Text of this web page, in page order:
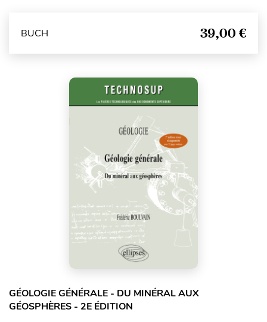
BUCH 39,00 €
GÉOLOGIE GÉNÉRALE - DU MINÉRAL AUX
GÉOSPHÈRES - 2E ÉDITION